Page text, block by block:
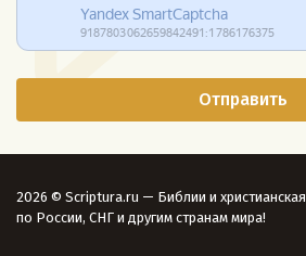
2026 © Scriptura.ru — Библии и христианская
по России, СНГ и другим странам мира!